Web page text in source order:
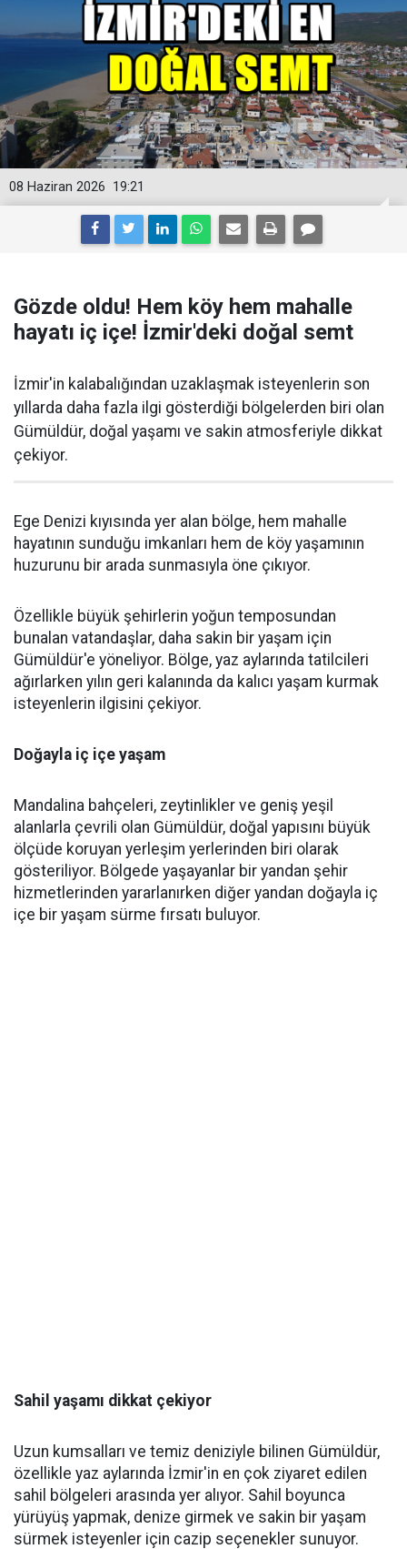
19:21
08 Haziran 2026
Gözde oldu! Hem köy hem mahalle
hayatı iç içe! İzmir'deki doğal semt
İzmir'in kalabalığından uzaklaşmak isteyenlerin son
yıllarda daha fazla ilgi gösterdiği bölgelerden biri olan
Gümüldür, doğal yaşamı ve sakin atmosferiyle dikkat
çekiyor.
Ege Denizi kıyısında yer alan bölge, hem mahalle
hayatının sunduğu imkanları hem de köy yaşamının
huzurunu bir arada sunmasıyla öne çıkıyor.
Özellikle büyük şehirlerin yoğun temposundan
bunalan vatandaşlar, daha sakin bir yaşam için
Gümüldür'e yöneliyor. Bölge, yaz aylarında tatilcileri
ağırlarken yılın geri kalanında da kalıcı yaşam kurmak
isteyenlerin ilgisini çekiyor.
Doğayla iç içe yaşam
Mandalina bahçeleri, zeytinlikler ve geniş yeşil
alanlarla çevrili olan Gümüldür, doğal yapısını büyük
ölçüde koruyan yerleşim yerlerinden biri olarak
gösteriliyor. Bölgede yaşayanlar bir yandan şehir
hizmetlerinden yararlanırken diğer yandan doğayla iç
içe bir yaşam sürme fırsatı buluyor.
Sahil yaşamı dikkat çekiyor
Uzun kumsalları ve temiz deniziyle bilinen Gümüldür,
özellikle yaz aylarında İzmir'in en çok ziyaret edilen
sahil bölgeleri arasında yer alıyor. Sahil boyunca
yürüyüş yapmak, denize girmek ve sakin bir yaşam
sürmek isteyenler için cazip seçenekler sunuyor.